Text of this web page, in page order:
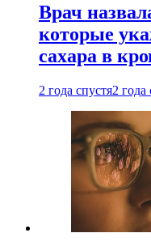
Врач
которые
сахара в
2 года спустя2 года